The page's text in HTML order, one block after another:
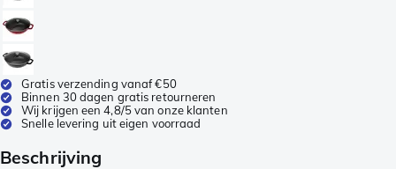
Gratis verzending vanaf €50
Binnen 30 dagen gratis retourneren
Wij krijgen een 4,8/5 van onze klanten
Snelle levering uit eigen voorraad
Beschrijving